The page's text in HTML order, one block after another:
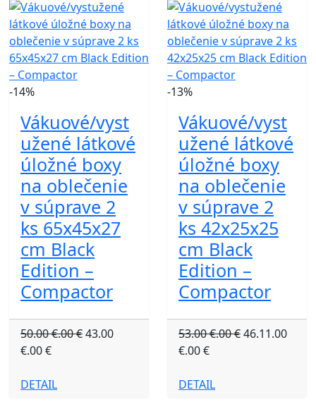
-14%
Vákuové/vyst
užené látkové
úložné boxy
na oblečenie
v súprave 2
ks 65x45x27
cm Black
Edition –
Compactor
50.00 €.00 €43.00
€.00 €
DETAIL
-13%
Vákuové/vyst
užené látkové
úložné boxy
na oblečenie
v súprave 2
ks 42x25x25
cm Black
Edition –
Compactor
53.00 €.00 €46.11.00
€.00 €
DETAIL